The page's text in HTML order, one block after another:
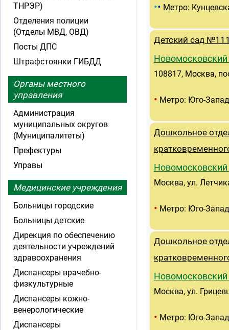
•• Метро:
Детский сад
108817, Москва,
• Метро: Юго-
Дошкольное
Москва, ул.
• Метро: Юго-
Дошкольное
Москва, ул.
• Метро: Юго-
ТНРЭР)
Отделения полиции
(Отделы МВД, ОВД)
Посты ДПС
Штрафстоянки ГИБДД
Органы местного
управления
Администрация
муниципальных округов
(Муниципалитеты)
Префектуры
Управы
Медицинские учреждения
Больницы городские
Больницы детские
Дирекция по обеспечению
деятельности учреждений
здравоохранения
Диспансеры врачебно-
физкультурные
Диспансеры кожно-
венерологические
Диспансеры